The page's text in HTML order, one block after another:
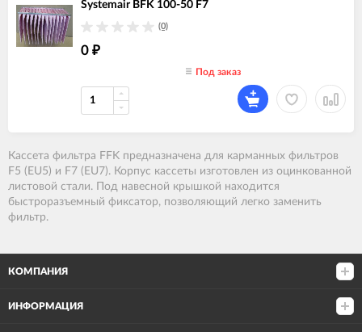
Systemair BFK 100-50 F7
(0)
0 ₽
Под заказ
Кассета фильтра FFK предназначена для карманных фильтров
F5 (EU5) и F7 (EU7). Корпус кассеты изготовлен из оцинкованной
листовой стали. Под навесной крышкой находится
быстроразъемный фиксатор, позволяющий легко заменить
фильтр.
КОМПАНИЯ
ИНФОРМАЦИЯ